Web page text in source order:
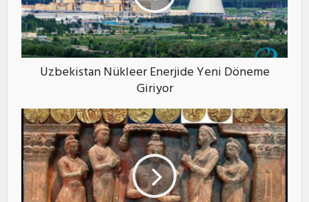
Uzbekistan Nükleer Enerjide Yeni Döneme
Giriyor